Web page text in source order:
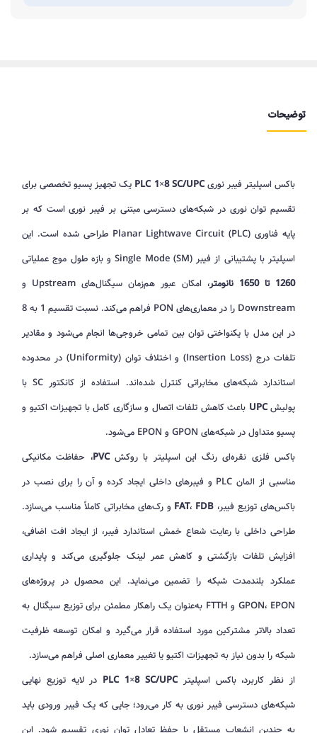
توضیحات
باکس اسپلیتر فیبر نوریPLC 1×8 SC/UPC یک تجهیز پسیو تخصصی برای
تقسیم توان نوری در شبکه‌های دسترسی مبتنی بر فیبر نوری است که بر
پایه فناوری Planar Lightwave Circuit (PLC) طراحی شده است. این
اسپلیتر با پشتیبانی از فیبر Single Mode (SM) و بازه طول موج عملیاتی
1260 تا 1650 نانومتر
، امکان عبور هم‌زمان سیگنال‌های Upstream و
Downstream را در معماری‌های PON فراهم می‌کند. نسبت تقسیم 1 به 8
در این مدل با یکنواختی توان بین تمامی خروجی‌ها انجام می‌شود و مقادیر
تلفات درج (Insertion Loss) و اختلاف توان (Uniformity) در محدوده
استاندارد شبکه‌های مخابراتی کنترل شده‌اند. استفاده از کانکتور SC با
پولیشUPC باعث کاهش تلفات اتصال و سازگاری کامل با تجهیزات اکتیو و
پسیو متداول در شبکه‌های GPON و EPON می‌شود.
باکس فلزی نقره‌ای رنگ این اسپلیتر با روکشPVC، حفاظت مکانیکی
مناسبی از المان PLC و فیبرهای داخلی ایجاد کرده و آن را برای نصب در
باکس‌های توزیع فیبر،
FAT، FDB
و رک‌های مخابراتی کاملاً مناسب می‌سازد.
طراحی داخلی با رعایت شعاع خمش استاندارد فیبر، از ایجاد افت اضافی،
افزایش تلفات بازگشتی و کاهش عمر لینک جلوگیری می‌کند و پایداری
عملکرد بلندمدت شبکه را تضمین می‌نماید. این محصول در پروژه‌های
GPON، EPON و FTTH به‌عنوان یک راهکار مطمئن برای توزیع سیگنال به
تعداد بالاتر مشترکین مورد استفاده قرار می‌گیرد و امکان توسعه ظرفیت
شبکه را بدون نیاز به تجهیزات اکتیو یا تغییر معماری اصلی فراهم می‌سازد.
از نظر کاربرد، باکس اسپلیترPLC 1×8 SC/UPC در لایه توزیع نهایی
شبکه‌های دسترسی فیبر نوری به کار می‌رود؛ جایی که یک فیبر ورودی باید
به چندین انشعاب مستقل با حفظ تعادل توان نوری تقسیم شود. این